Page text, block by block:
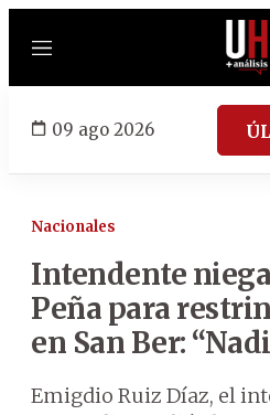
Menú
09 ago 2026
Nacionales
Intendente
Peña para
en San Ber:
Emigdio Ruiz Díaz, el